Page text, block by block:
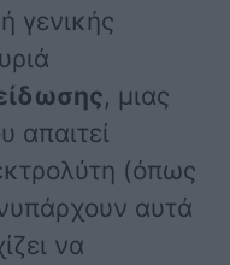
γενικής
, μιας
απαιτεί
(όπως
αυτά
να